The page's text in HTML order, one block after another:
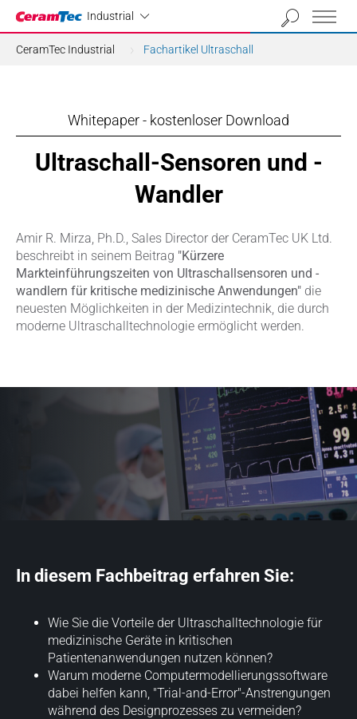
Industrial
Industrial
CeramTec Industrial Fachartikel Ultraschall
Whitepaper - kostenloser Download
Ultraschall-Sensoren und -
Wandler
Amir R. Mirza, Ph.D., Sales Director der CeramTec UK Ltd.
beschreibt in seinem Beitrag "Kürzere
Markteinführungszeiten von Ultraschallsensoren und -
wandlern für kritische medizinische Anwendungen" die
neuesten Möglichkeiten in der Medizintechnik, die durch
moderne Ultraschalltechnologie ermöglicht werden.
In diesem Fachbeitrag erfahren Sie:
Wie Sie die Vorteile der Ultraschalltechnologie für
medizinische Geräte in kritischen
Patientenanwendungen nutzen können?
Warum moderne Computermodellierungssoftware
dabei helfen kann, "Trial-and-Error"-Anstrengungen
während des Designprozesses zu vermeiden?